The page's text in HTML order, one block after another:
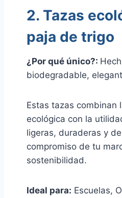
2. Tazas
paja de trigo
¿Por qué único?:
biodegradable,
Estas tazas combinan
ecológica con la
ligeras, duraderas y
compromiso de tu
sostenibilidad.
Ideal para: Escuelas,